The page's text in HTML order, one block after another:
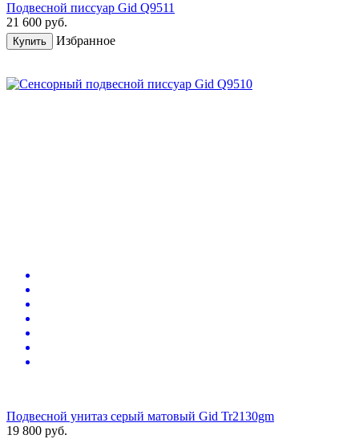
Подвесной писсуар Gid Q9511
21 600 руб.
Купить Избранное
Подвесной унитаз серый матовый Gid Tr2130gm
19 800 руб.